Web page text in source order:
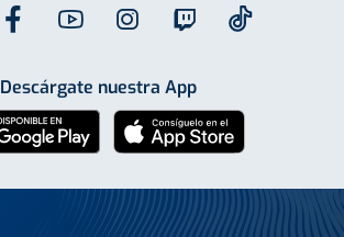
Descárgate nuestra App